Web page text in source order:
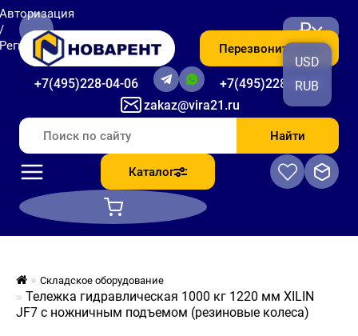
zakaz@vira21.ru
+7(495)228-04-06 +7(495)228-06-56
Перезвоните мне
₽
USD
RUB
Найти
Каталог
Складское оборудование
Тележка гидравлическая 1000 кг 1220 мм XILIN
JF7 с ножничным подъемом (резиновые колеса)